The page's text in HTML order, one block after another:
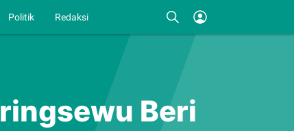
Politik Redaksi
Beri